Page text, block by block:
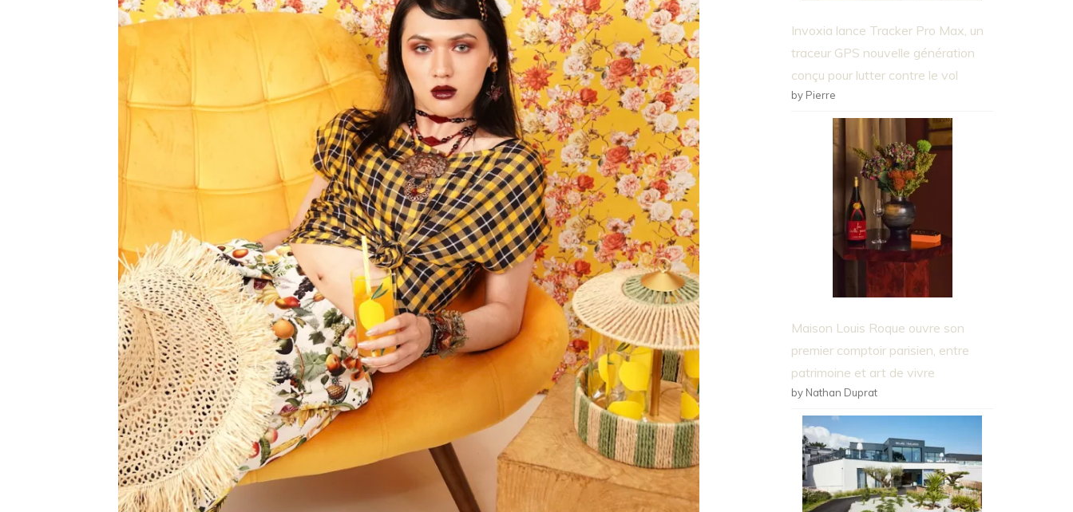
Invoxia lance Tracker Pro Max, un
traceur GPS nouvelle génération
conçu pour lutter contre le vol
by Pierre
Maison Louis Roque ouvre son
premier comptoir parisien, entre
patrimoine et art de vivre
by Nathan Duprat